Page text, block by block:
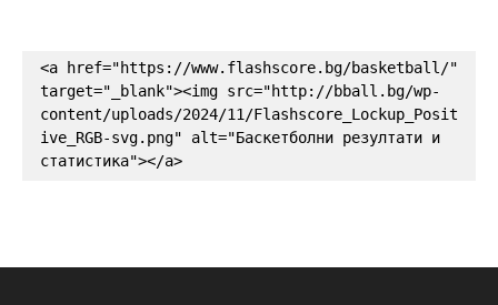
<a href="https://www.flashscore.bg/basketball/"
target="_blank"><img src="http://bball.bg/wp-
content/uploads/2024/11/Flashscore_Lockup_Posit
ive_RGB-svg.png" alt="Баскетболни резултати и
статистика"></a>